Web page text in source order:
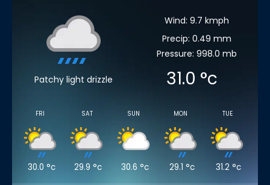
Patchy light drizzle
Wind: 9.7 kmph
Precip: 0.49 mm
Pressure: 998.0 mb
31.0 °c
FRI
30.0 °c
SAT
29.9 °c
SUN
30.6 °c
MON
29.1 °c
TUE
31.2 °c